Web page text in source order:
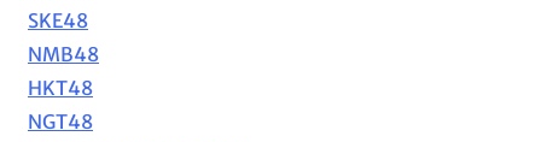
SKE48
NMB48
HKT48
NGT48